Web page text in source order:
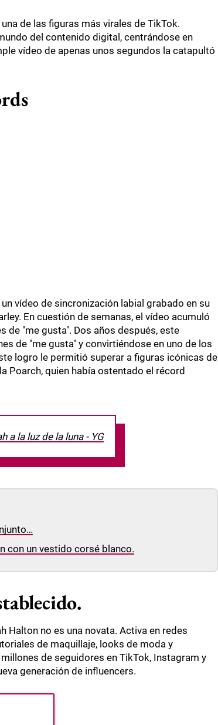
de las figuras más virales de TikTok.
del contenido digital, centrándose en
vídeo de apenas unos segundos la catapultó
vídeo de sincronización labial grabado en su
En cuestión de semanas, el vídeo acumuló
de "me gusta". Dos años después, este
de "me gusta" y convirtiéndose en uno de los
logro le permitió superar a figuras icónicas de
Poarch, quien había ostentado el récord
a la luz de la luna - YG
con un vestido corsé blanco.
Halton no es una novata. Activa en redes
de maquillaje, looks de moda y
de seguidores en TikTok, Instagram y
generación de influencers.